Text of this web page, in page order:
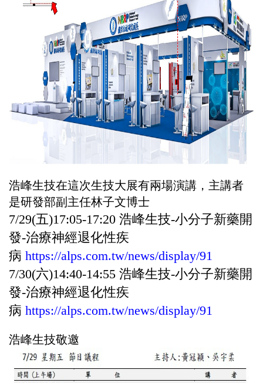
浩峰生技在這次生技大展有兩場演講，主講者
是研發部副主任林子文博士
7/29(五)17:05-17:20 浩峰生技-小分子新藥開
發-治療神經退化性疾
病 https://alps.com.tw/news/display/91
7/30(六)14:40-14:55 浩峰生技-小分子新藥開
發-治療神經退化性疾
病 https://alps.com.tw/news/display/91
浩峰生技敬邀